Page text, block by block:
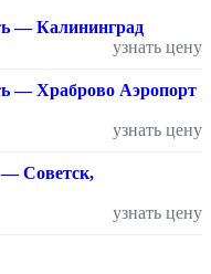
— Калининград
узнать цену
— Храброво Аэропорт
узнать цену
— Советск,
узнать цену